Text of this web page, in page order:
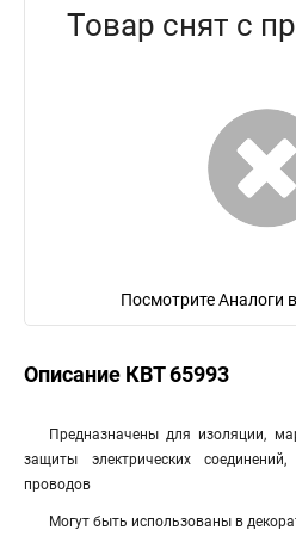
Товар снят с
Посмотрите Аналоги
Описание КВТ 65993
Предназначены для изоляции,
защиты электрических
проводов
Могут быть использованы в